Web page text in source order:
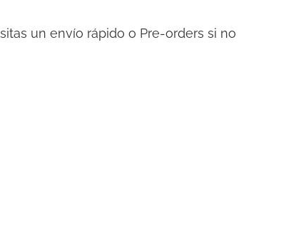
un envío rápido o Pre-orders si no